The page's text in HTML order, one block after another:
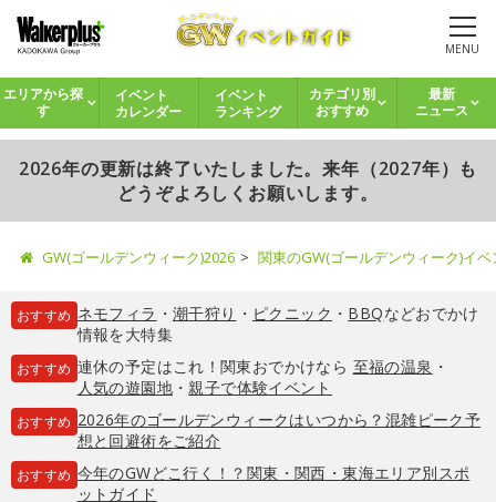
MENU
エリアから探
す
イベント
カレンダー
イベント
ランキング
カテゴリ別
おすすめ
最新
ニュース
2026年の更新は終了いたしました。来年（2027年）も
どうぞよろしくお願いします。
GW(ゴールデンウィーク)2026 関東のGW(ゴールデンウィーク)イ
おすすめ ネモフィラ ・ 潮干狩り ・ ピクニック ・ BBQなどおでかけ
情報を大特集
おすすめ 連休の予定はこれ！関東おでかけなら 至福の温泉 ・
人気の遊園地・親子で体験イベント
おすすめ 2026年のゴールデンウィークはいつから？混雑ピーク予
想と回避術をご紹介
おすすめ 今年のGWどこ行く！？関東・関西・東海エリア別スポ
ットガイド